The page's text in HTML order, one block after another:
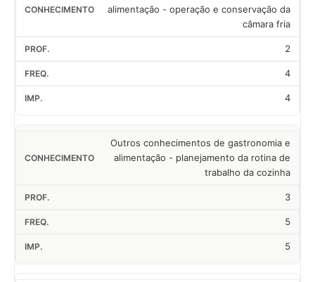
alimentação - operação e conservação da
câmara fria
2
4
4
Outros conhecimentos de gastronomia e
alimentação - planejamento da rotina de
trabalho da cozinha
3
5
5